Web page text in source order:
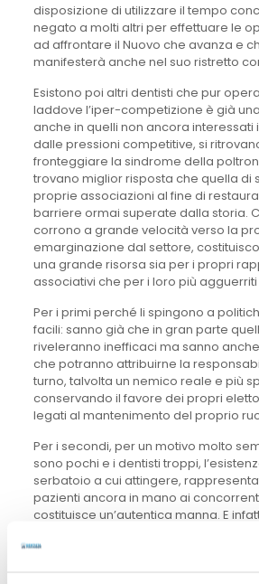
disposizione di utilizzare il tempo
negato a molti altri per effettuare le
ad affrontare il Nuovo che avanza e
manifesterà anche nel suo ristretto
Esistono poi altri dentisti che pur
laddove l’iper-competizione è già
anche in quelli non ancora interessati
dalle pressioni competitive, si
fronteggiare la sindrome della
trovano miglior risposta che quella di
proprie associazioni al fine di
barriere ormai superate dalla storia.
corrono a grande velocità verso la
emarginazione dal settore,
una grande risorsa sia per i propri
associativi che per i loro più
Per i primi perché li spingono a
facili: sanno già che in gran parte
riveleranno inefficaci ma sanno
che potranno attribuirne la
turno, talvolta un nemico reale e più
conservando il favore dei propri
legati al mantenimento del proprio
Per i secondi, per un motivo molto
sono pochi e i dentisti troppi,
serbatoio a cui attingere,
pazienti ancora in mano ai
costituisce un’autentica manna. E
dell’odontosauro si sposta proprio